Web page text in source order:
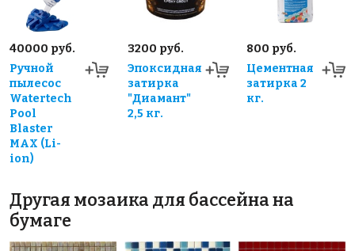
40000 руб.
Ручной
пылесос
Watertech
Pool
Blaster
MAX (Li-
ion)
3200 руб.
Эпоксидная
затирка
"Диамант"
2,5 кг.
800 руб.
Цементная
затирка 2
кг.
Другая мозаика для бассейна на
бумаге